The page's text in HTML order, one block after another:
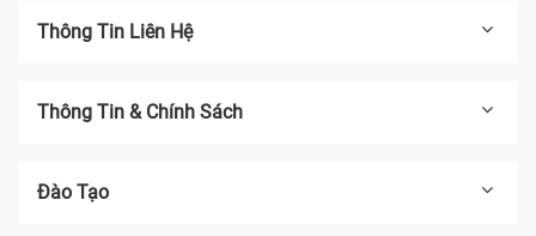
Thông Tin Liên Hệ
Thông Tin & Chính Sách
Đào Tạo